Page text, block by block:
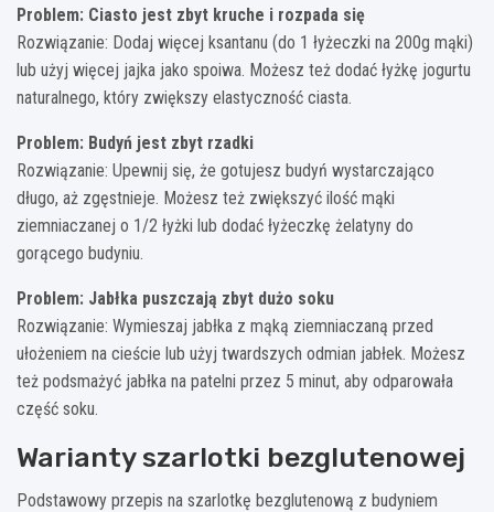
Problem: Ciasto jest zbyt kruche i rozpada się
Rozwiązanie: Dodaj więcej ksantanu (do 1 łyżeczki na 200g mąki)
lub użyj więcej jajka jako spoiwa. Możesz też dodać łyżkę jogurtu
naturalnego, który zwiększy elastyczność ciasta.
Problem: Budyń jest zbyt rzadki
Rozwiązanie: Upewnij się, że gotujesz budyń wystarczająco
długo, aż zgęstnieje. Możesz też zwiększyć ilość mąki
ziemniaczanej o 1/2 łyżki lub dodać łyżeczkę żelatyny do
gorącego budyniu.
Problem: Jabłka puszczają zbyt dużo soku
Rozwiązanie: Wymieszaj jabłka z mąką ziemniaczaną przed
ułożeniem na cieście lub użyj twardszych odmian jabłek. Możesz
też podsmażyć jabłka na patelni przez 5 minut, aby odparowała
część soku.
Warianty szarlotki bezglutenowej
Podstawowy przepis na szarlotkę bezglutenową z budyniem